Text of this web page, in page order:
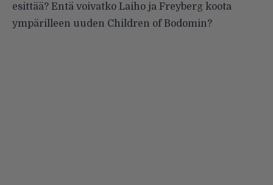
esittää? Entä voivatko Laiho ja Freyberg koota
ympärilleen uuden Children of Bodomin?